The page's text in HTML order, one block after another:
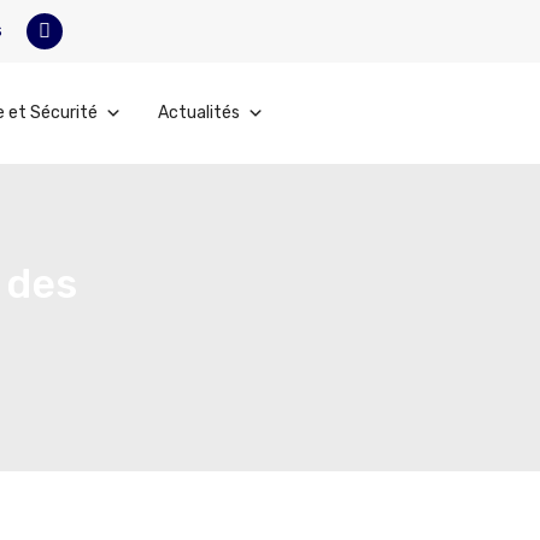
et Sécurité Actualités